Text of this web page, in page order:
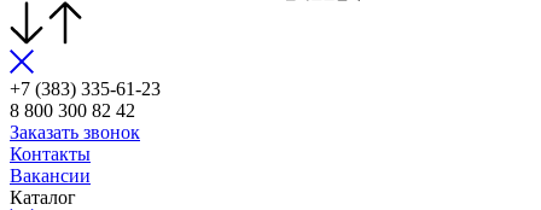
+7 (383) 335-61-23
8 800 300 82 42
Заказать звонок
Контакты
Вакансии
Каталог